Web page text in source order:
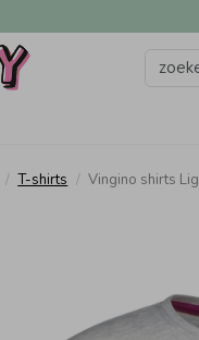
T-shirts Vingino shirts